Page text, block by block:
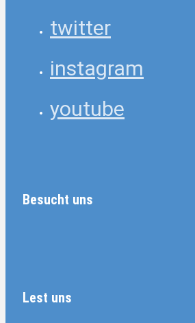
twitter
instagram
youtube
Besucht uns
Lest uns